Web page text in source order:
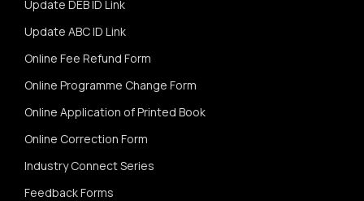
Update DEB ID Link
Update ABC ID Link
Online Fee Refund Form
Online Programme Change Form
Online Application of Printed Book
Online Correction Form
Industry Connect Series
Feedback Forms